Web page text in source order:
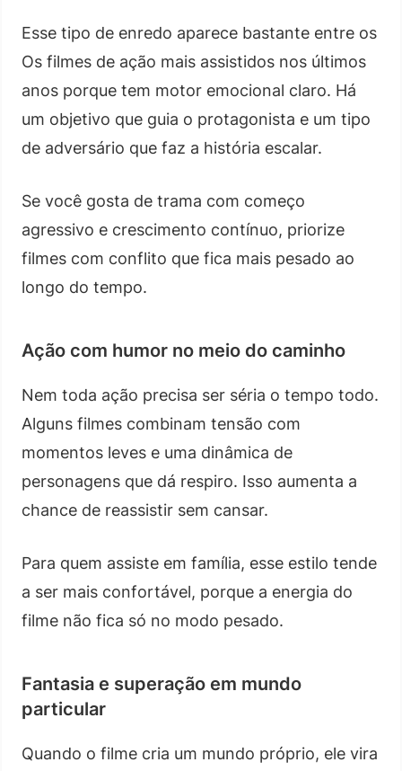
Esse tipo de enredo aparece bastante entre os
Os filmes de ação mais assistidos nos últimos
anos porque tem motor emocional claro. Há
um objetivo que guia o protagonista e um tipo
de adversário que faz a história escalar.
Se você gosta de trama com começo
agressivo e crescimento contínuo, priorize
filmes com conflito que fica mais pesado ao
longo do tempo.
Ação com humor no meio do caminho
Nem toda ação precisa ser séria o tempo todo.
Alguns filmes combinam tensão com
momentos leves e uma dinâmica de
personagens que dá respiro. Isso aumenta a
chance de reassistir sem cansar.
Para quem assiste em família, esse estilo tende
a ser mais confortável, porque a energia do
filme não fica só no modo pesado.
Fantasia e superação em mundo
particular
Quando o filme cria um mundo próprio, ele vira